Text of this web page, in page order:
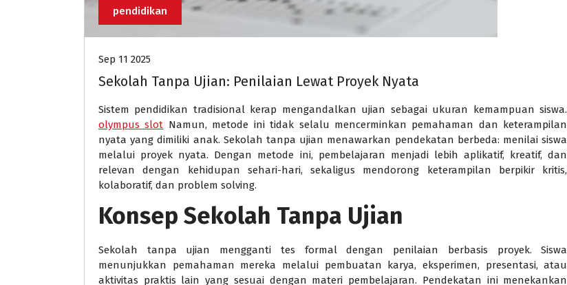
pendidikan
Sep 11 2025
Sekolah Tanpa Ujian: Penilaian Lewat Proyek Nyata
Sistem pendidikan tradisional kerap mengandalkan ujian sebagai ukuran kemampuan siswa.
olympus slot Namun, metode ini tidak selalu mencerminkan pemahaman dan keterampilan
nyata yang dimiliki anak. Sekolah tanpa ujian menawarkan pendekatan berbeda: menilai siswa
melalui proyek nyata. Dengan metode ini, pembelajaran menjadi lebih aplikatif, kreatif, dan
relevan dengan kehidupan sehari-hari, sekaligus mendorong keterampilan berpikir kritis,
kolaboratif, dan problem solving.
Konsep Sekolah Tanpa Ujian
Sekolah tanpa ujian mengganti tes formal dengan penilaian berbasis proyek. Siswa
menunjukkan pemahaman mereka melalui pembuatan karya, eksperimen, presentasi, atau
aktivitas praktis lain yang sesuai dengan materi pembelajaran. Pendekatan ini menekankan